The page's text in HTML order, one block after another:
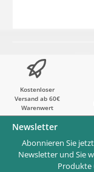
Kostenloser
Versand ab 60€
Warenwert
Newsletter
Abonnieren Sie
Newsletter und Sie
Produkte